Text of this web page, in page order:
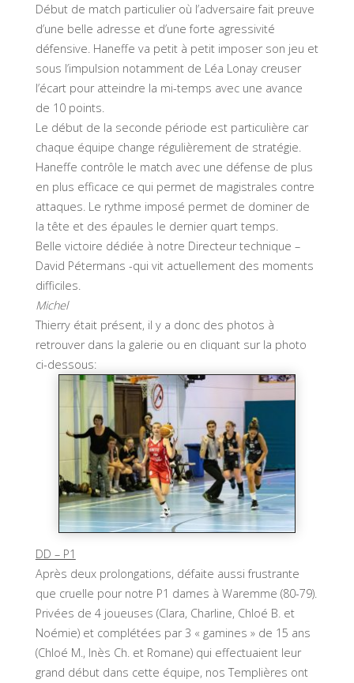
Début de match particulier où l’adversaire fait preuve
d’une belle adresse et d’une forte agressivité
défensive. Haneffe va petit à petit imposer son jeu et
sous l’impulsion notamment de Léa Lonay creuser
l’écart pour atteindre la mi-temps avec une avance
de 10 points.
Le début de la seconde période est particulière car
chaque équipe change régulièrement de stratégie.
Haneffe contrôle le match avec une défense de plus
en plus efficace ce qui permet de magistrales contre
attaques. Le rythme imposé permet de dominer de
la tête et des épaules le dernier quart temps.
Belle victoire dédiée à notre Directeur technique –
David Pétermans -qui vit actuellement des moments
difficiles.
Michel
Thierry était présent, il y a donc des photos à
retrouver dans la galerie ou en cliquant sur la photo
ci-dessous:
DD – P1
Après deux prolongations, défaite aussi frustrante
que cruelle pour notre P1 dames à Waremme (80-79).
Privées de 4 joueuses (Clara, Charline, Chloé B. et
Noémie) et complétées par 3 « gamines » de 15 ans
(Chloé M., Inès Ch. et Romane) qui effectuaient leur
grand début dans cette équipe, nos Templières ont